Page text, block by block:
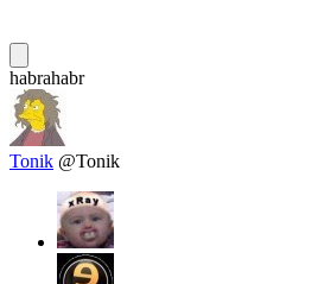
habrahabr
Tonik @Tonik